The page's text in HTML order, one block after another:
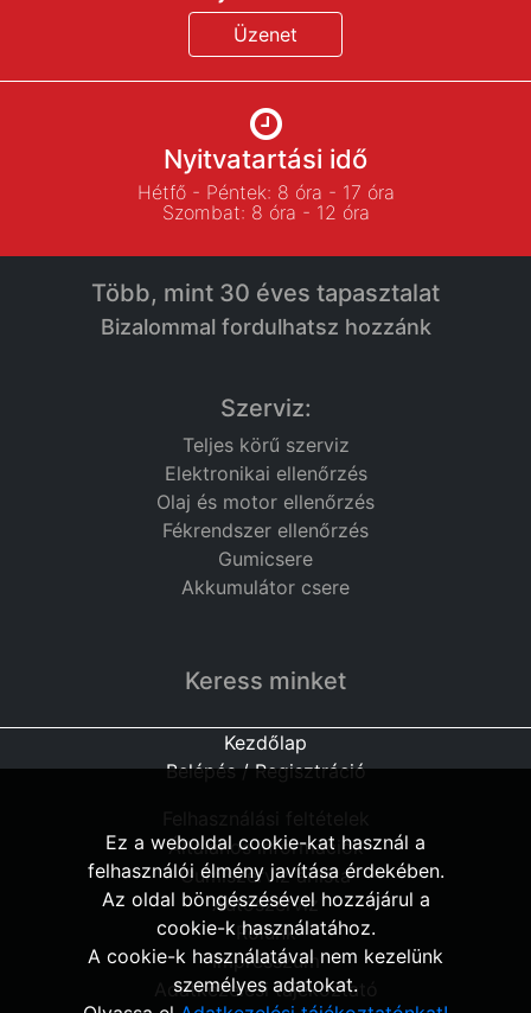
Üzenet
Nyitvatartási idő
Hétfő - Péntek: 8 óra - 17 óra
Szombat: 8 óra - 12 óra
Több, mint 30 éves tapasztalat
Bizalommal fordulhatsz hozzánk
Szerviz:
Teljes körű szerviz
Elektronikai ellenőrzés
Olaj és motor ellenőrzés
Fékrendszer ellenőrzés
Gumicsere
Akkumulátor csere
Keress minket
Kezdőlap
Belépés / Regisztráció
Általános információk
Gumiszerviz árlista
Autószerviz
Rólunk
Impresszum
Adatkezelési tájékoztató
Ez a weboldal cookie-kat használ a
felhasználói élmény javítása érdekében.
Az oldal böngészésével hozzájárul a
cookie-k használatához.
A cookie-k használatával nem kezelünk
személyes adatokat.